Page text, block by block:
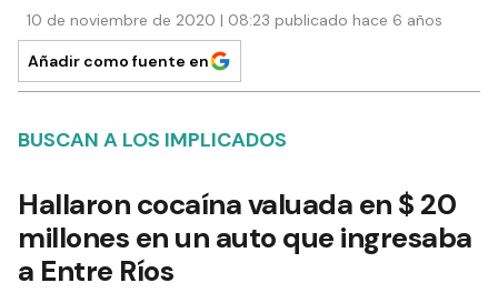
10 de noviembre de 2020 | 08:23 publicado hace 6 años
Añadir como fuente en
BUSCAN A LOS IMPLICADOS
Hallaron cocaína valuada en $ 20
millones en un auto que ingresaba
a Entre Ríos